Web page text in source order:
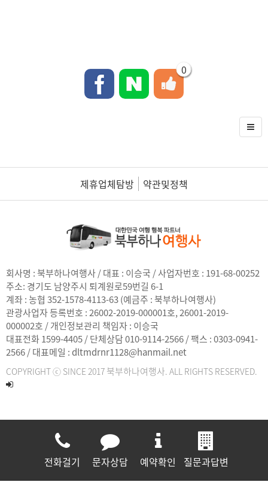
0
제휴업체탐방 약관및정책
회사명 : 북부하나여행사 / 대표 : 이승국 / 사업자번호 : 191-68-00252
주소: 경기도 남양주시 퇴계원로59번길 6-1
계좌 : 농협 352-1578-4113-63 (예금주 : 북부하나여행사)
관광사업자 등록번호 : 26002-2019-000001호, 26001-2019-
000002호 / 개인정보관리 책임자 : 이승국
대표전화 1599-4405 / 단체상담 010-9114-2566 / 팩스 : 0303-0941-
2566 / 대표메일 : dltmdrnr1128@hanmail.net
COPYRIGHT ⓒ SINCE 2017 북부하나여행사. ALL RIGHTS RESERVED.
전화걸기 문자상담 예약확인 질문과답변